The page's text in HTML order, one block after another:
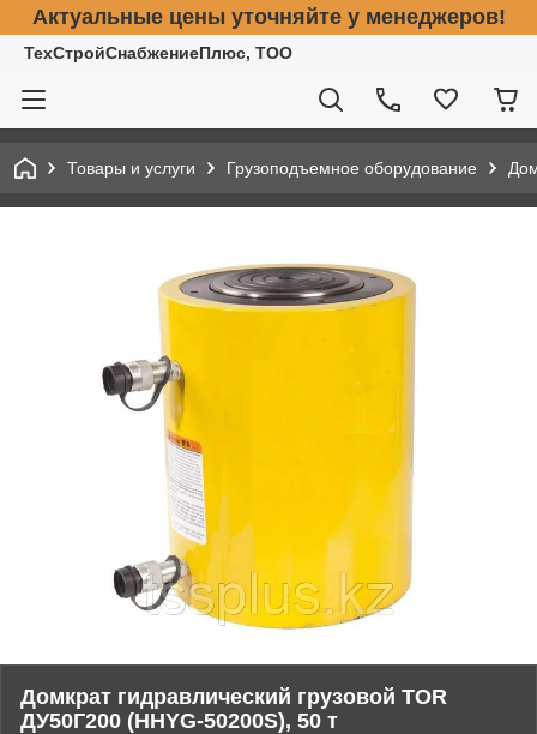
Актуальные цены уточняйте у менеджеров!
ТехСтройСнабжениеПлюс, ТОО
Товары и услуги Грузоподъемное оборудование
Домкрат гидравлический грузовой TOR
ДУ50Г200 (HHYG-50200S), 50 т